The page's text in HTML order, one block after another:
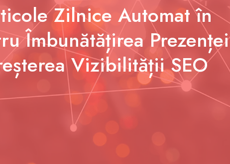
Zilnice Automat în
Îmbunătățirea Prezenței
Vizibilității SEO